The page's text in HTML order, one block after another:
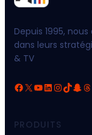
Depuis 1995,
dans leurs
& TV
Facebook X YouTube LinkedIn InstagramTikTok Snapchat Threads
PRODUITS